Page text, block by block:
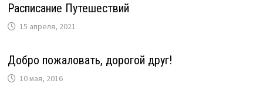
Расписание Путешествий
15 апреля, 2021
Добро пожаловать, дорогой друг!
10 мая, 2016